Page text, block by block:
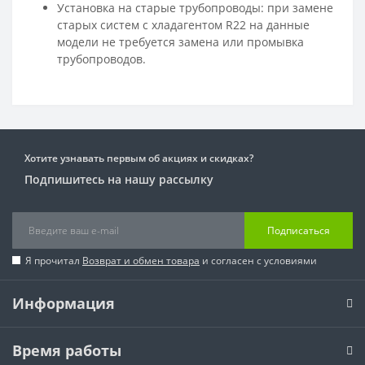
Установка на старые трубопроводы: при замене
старых систем с хладагентом R22 на данные
модели не требуется замена или промывка
трубопроводов.
Хотите узнавать первым об акциях и скидках?
Подпишитесь на нашу рассылку
Подписаться
Я прочитал Возврат и обмен товара и согласен с условиями
Информация
Время работы